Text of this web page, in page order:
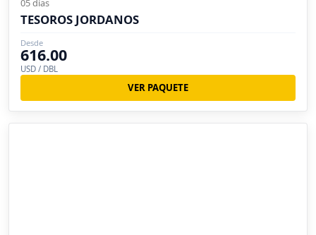
05 días
TESOROS JORDANOS
Desde
616.00
USD / DBL
VER PAQUETE